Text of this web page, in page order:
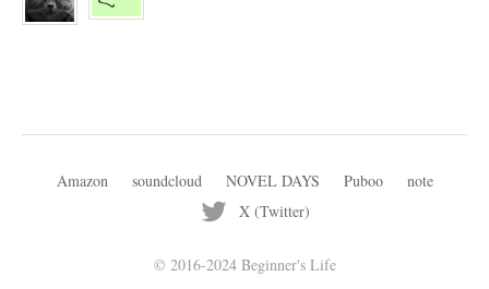
Amazon soundcloud NOVEL DAYS Puboo
note
X (Twitter)
© 2016-2024 Beginner's Life